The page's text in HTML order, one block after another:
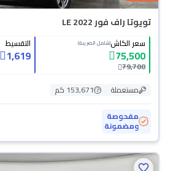
تويوتا راف فور LE 2022
سعر الكاش(شامل الضريبة)
75,500
79,700
التقسيط
1,619
مستعملة
153,671 كم
مفحوصة
ومضمونة